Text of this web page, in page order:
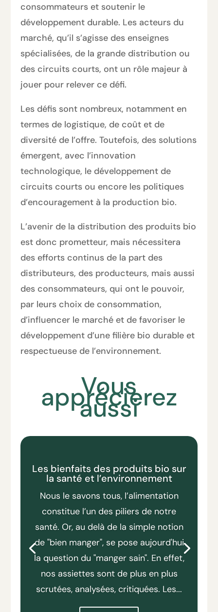
consommateurs et soutenir le
développement durable. Les acteurs du
marché, qu’il s’agisse des enseignes
spécialisées, de la grande distribution ou
des circuits courts, ont un rôle majeur à
jouer pour relever ce défi.
Les défis sont nombreux, notamment en
termes de logistique, de coût et de
diversité de l’offre. Toutefois, des solutions
émergent, avec l’innovation
technologique, le développement de
circuits courts ou encore les politiques
d’encouragement à la production bio.
L’avenir de la distribution des produits bio
est donc prometteur, mais nécessitera
des efforts continus de la part des
distributeurs, des producteurs, mais aussi
des consommateurs, qui ont le pouvoir,
par leurs choix de consommation,
d’influencer le marché et de favoriser le
développement d’une filière bio durable et
respectueuse de l’environnement.
Vous
apprécierez
aussi
Les bienfaits des produits bio sur
la santé et l’environnement
Nous le savons tous, l’alimentation
constitue l’un des piliers de notre
santé. Or, au delà de la simple notion
de "bien manger", se pose aujourd'hui
la question du "manger sain". En effet,
nos assiettes sont de plus en plus
scrutées, analysées, critiquées. Les...